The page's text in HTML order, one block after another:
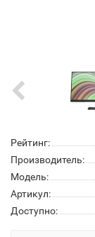
Рейтинг:
Производитель:
Модель:
Артикул:
Доступно: